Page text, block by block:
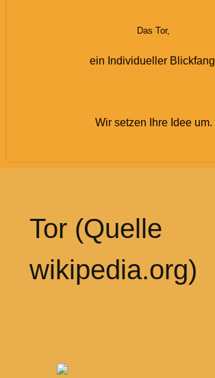
Das Tor,
ein Individueller Blickfang
Wir setzen Ihre Idee um.
Tor (Quelle
wikipedia.org)